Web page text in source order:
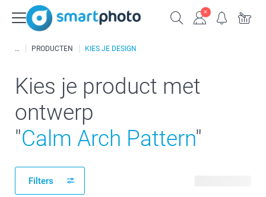
PRODUCTEN KIES JE DESIGN
Kies je product met
ontwerp
"Calm Arch Pattern"
Filters